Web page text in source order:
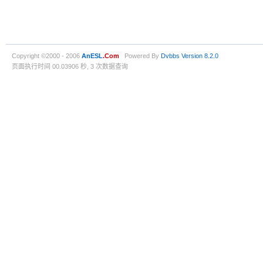
Copyright ©2000 - 2006 AnESL.Com Powered By Dvbbs Version 8.2.0
页面执行时间 00.03906 秒, 3 次数据查询